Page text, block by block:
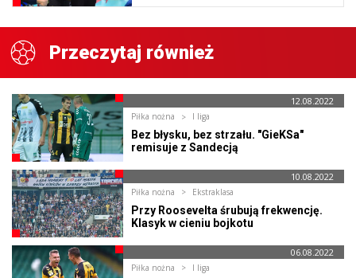
Przeczytaj również
12.08.2022
Piłka nożna I liga
Bez błysku, bez strzału. "GieKSa"
remisuje z Sandecją
10.08.2022
Piłka nożna Ekstraklasa
Przy Roosevelta śrubują frekwencję.
Klasyk w cieniu bojkotu
06.08.2022
Piłka nożna I liga